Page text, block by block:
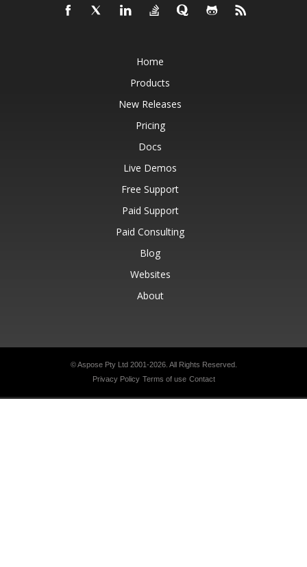
Home
Products
New Releases
Pricing
Docs
Live Demos
Free Support
Paid Support
Paid Consulting
Blog
Websites
About
© Aspose Pty Ltd 2001-2026. All Rights Reserved.
Privacy Policy Terms of use Contact